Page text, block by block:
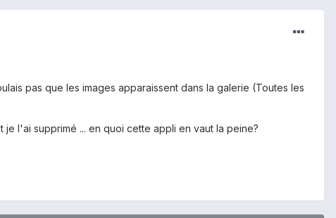
pas que les images apparaissent dans la galerie (Toutes les
l'ai supprimé ... en quoi cette appli en vaut la peine?